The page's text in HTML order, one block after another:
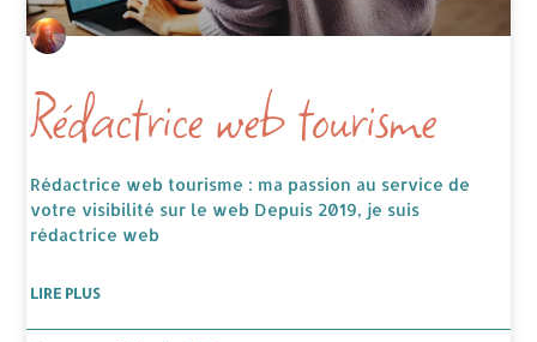
Rédactrice web tourisme
Rédactrice web tourisme : ma passion au service de
votre visibilité sur le web Depuis 2019, je suis
rédactrice web
LIRE PLUS